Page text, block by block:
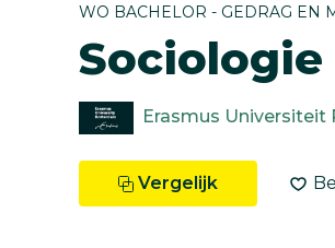
WO BACHELOR - GEDRAG EN
Sociologie
Erasmus Universiteit
Vergelijk